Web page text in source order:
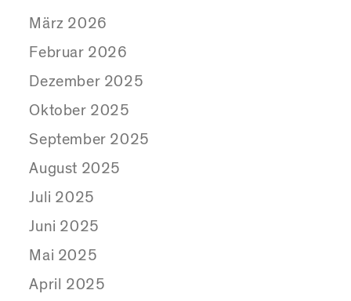
März 2026
Februar 2026
Dezember 2025
Oktober 2025
September 2025
August 2025
Juli 2025
Juni 2025
Mai 2025
April 2025